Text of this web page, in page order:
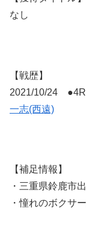
なし
【戦歴】
2021/10/24 ●4R
一志(西遠)
【補足情報】
・三重県鈴鹿市出
・憧れのボクサ